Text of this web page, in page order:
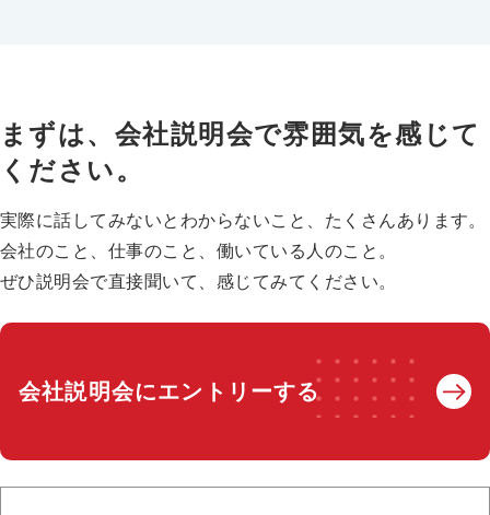
まずは、会社説明会で雰囲気を感じて
ください。
実際に話してみないとわからないこと、たくさんあります。
会社のこと、仕事のこと、働いている人のこと。
ぜひ説明会で直接聞いて、感じてみてください。
会社説明会にエントリーする